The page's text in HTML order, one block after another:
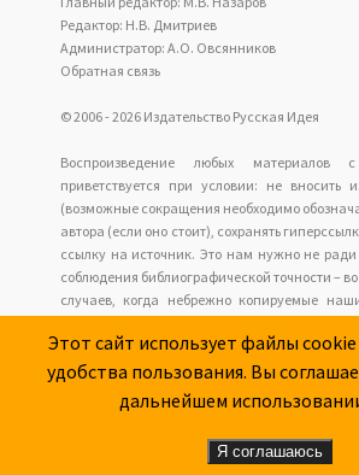
Редактор: Н.В. Дмитриев
Администратор: А.О. Овсянников
Обратная связь
© 2006 - 2026 Издательство Русская Идея
Воспроизведение любых материалов
приветствуется при условии: не вносить
(возможные сокращения необходимо
автора (если оно стоит), сохранять
ссылку на источник. Это нам нужно не ради
соблюдения библиографической точности –
случаев, когда небрежно копируемые
читателей нет возможности обратиться к
Наш сайт не имеет отношения к
размещаемых сайтов рекламы.
Этот сайт использует файлы
удобства пользования. Вы
дальнейшем
Я соглашаюсь